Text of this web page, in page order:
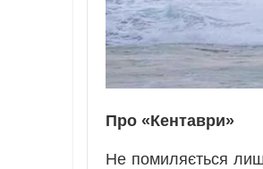
Про «Кентаври»
Не помиляється